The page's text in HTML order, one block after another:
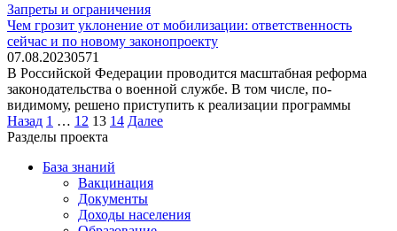
Запреты и ограничения
Чем грозит уклонение от мобилизации: ответственность
сейчас и по новому законопроекту
07.08.20230571
В Российской Федерации проводится масштабная реформа
законодательства о военной службе. В том числе, по-
видимому, решено приступить к реализации программы
Пагинация
записей
Назад 1 … 12 13 14 Далее
Разделы проекта
База знаний
Вакцинация
Документы
Доходы населения